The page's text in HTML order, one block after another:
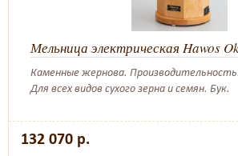
Мельница электрическая Hawos
Каменные жернова.
Для всех видов сухого зерна и семян. Бук.
132 070 р.